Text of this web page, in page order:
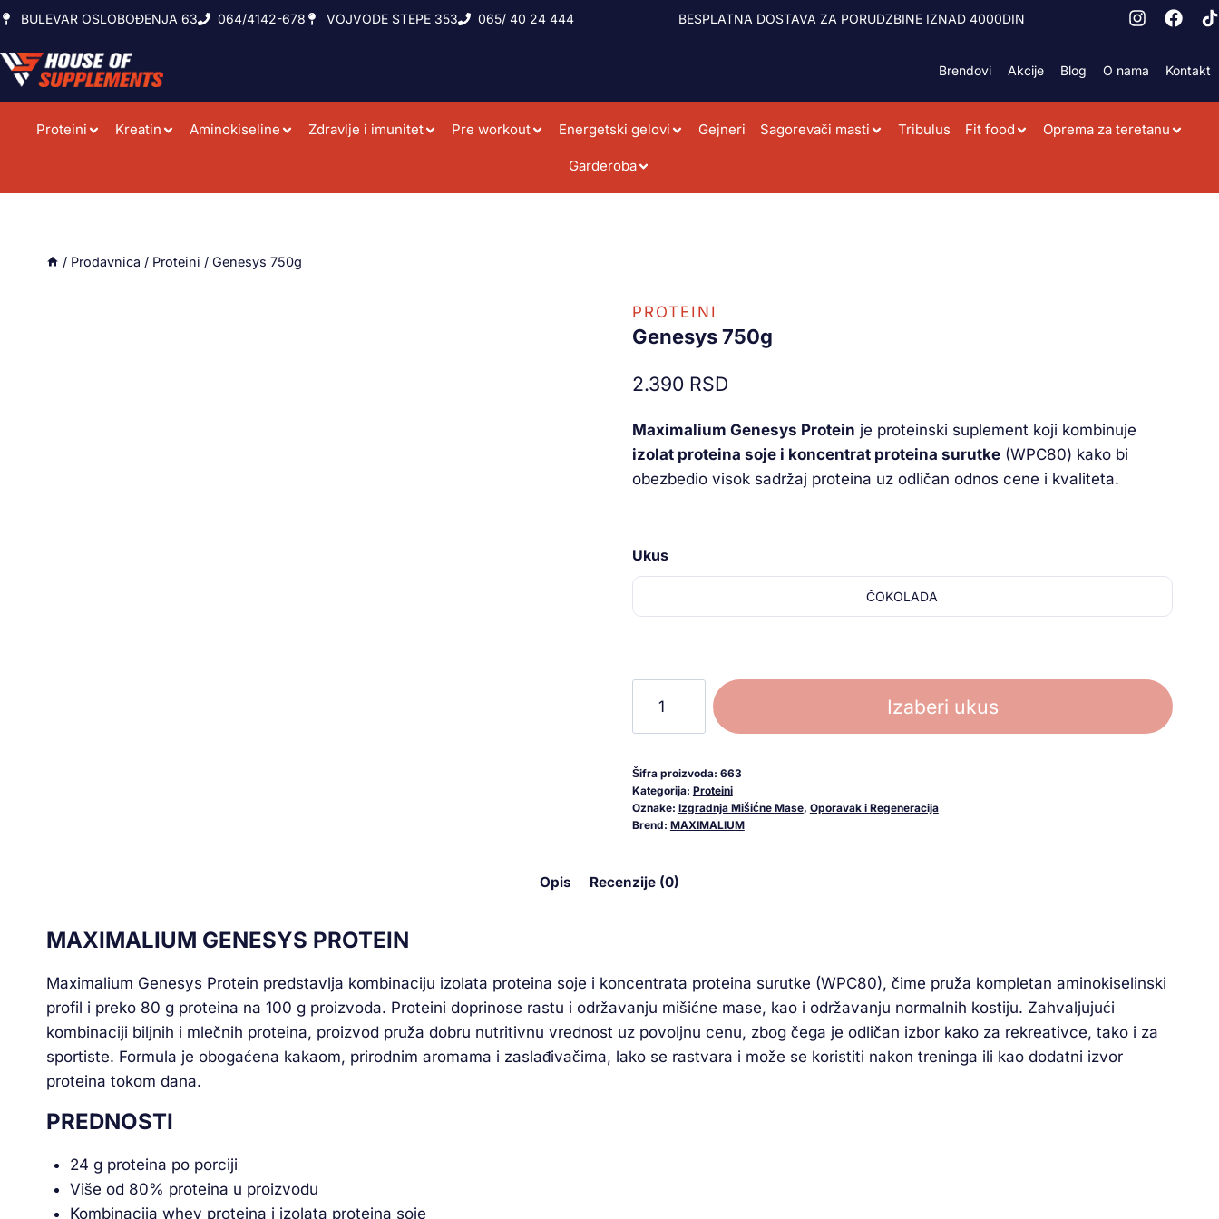
BULEVAR OSLOBOĐENJA 63 064/4142-678 VOJVODE STEPE 353 065/ 40 24 444 BESPLATNA DOSTAVA ZA PORUDZBINE IZNAD 4000DIN
Brendovi Akcije Blog O nama Kontakt
Proteini Kreatin Aminokiseline Zdravlje i imunitet Pre workout Energetski gelovi Gejneri Sagorevači masti Tribulus Fit food Oprema za teretanu
Garderoba
/ Prodavnica / Proteini / Genesys 750g
PROTEINI
Genesys 750g
2.390 RSD
Maximalium Genesys Protein je proteinski suplement koji kombinuje
izolat proteina soje i koncentrat proteina surutke(WPC80) kako bi
obezbedio visok sadržaj proteina uz odličan odnos cene i kvaliteta.
Ukus
ČOKOLADA
Izaberi ukus
Šifra proizvoda: 663
Kategorija: Proteini
Oznake: Izgradnja Mišićne Mase, Oporavak i Regeneracija
Brend: MAXIMALIUM
Opis Recenzije (0)
MAXIMALIUM GENESYS PROTEIN
Maximalium Genesys Protein predstavlja kombinaciju izolata proteina soje i koncentrata proteina surutke (WPC80), čime pruža kompletan aminokiselinski
profil i preko 80 g proteina na 100 g proizvoda. Proteini doprinose rastu i održavanju mišićne mase, kao i održavanju normalnih kostiju. Zahvaljujući
kombinaciji biljnih i mlečnih proteina, proizvod pruža dobru nutritivnu vrednost uz povoljnu cenu, zbog čega je odličan izbor kako za rekreativce, tako i za
sportiste. Formula je obogaćena kakaom, prirodnim aromama i zaslađivačima, lako se rastvara i može se koristiti nakon treninga ili kao dodatni izvor
proteina tokom dana.
PREDNOSTI
24 g proteina po porciji
Više od 80% proteina u proizvodu
Kombinacija whey proteina i izolata proteina soje